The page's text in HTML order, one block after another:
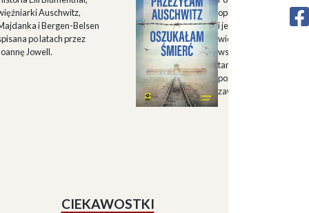
Auschwitz,
i Bergen-Belsen
po latach przez
Jowell.
opisu historii Górnego
i jego mieszkańców w
wieku oraz zapisu
wspomnień
tamtych terenów, które
pozwalają lepiej
zawiłe koleje losu
CIEKAWOSTKI